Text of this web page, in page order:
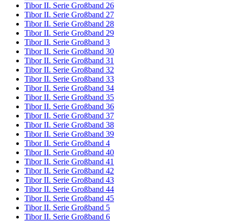
Tibor II. Serie Großband 26
Tibor II. Serie Großband 27
Tibor II. Serie Großband 28
Tibor II. Serie Großband 29
Tibor II. Serie Großband 3
Tibor II. Serie Großband 30
Tibor II. Serie Großband 31
Tibor II. Serie Großband 32
Tibor II. Serie Großband 33
Tibor II. Serie Großband 34
Tibor II. Serie Großband 35
Tibor II. Serie Großband 36
Tibor II. Serie Großband 37
Tibor II. Serie Großband 38
Tibor II. Serie Großband 39
Tibor II. Serie Großband 4
Tibor II. Serie Großband 40
Tibor II. Serie Großband 41
Tibor II. Serie Großband 42
Tibor II. Serie Großband 43
Tibor II. Serie Großband 44
Tibor II. Serie Großband 45
Tibor II. Serie Großband 5
Tibor II. Serie Großband 6